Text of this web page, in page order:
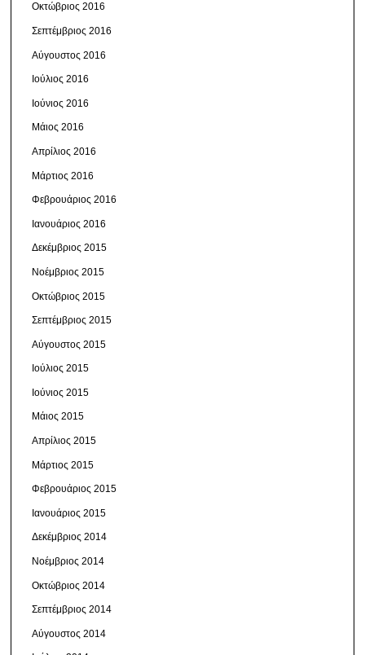
Οκτώβριος 2016
Σεπτέμβριος 2016
Αύγουστος 2016
Ιούλιος 2016
Ιούνιος 2016
Μάιος 2016
Απρίλιος 2016
Μάρτιος 2016
Φεβρουάριος 2016
Ιανουάριος 2016
Δεκέμβριος 2015
Νοέμβριος 2015
Οκτώβριος 2015
Σεπτέμβριος 2015
Αύγουστος 2015
Ιούλιος 2015
Ιούνιος 2015
Μάιος 2015
Απρίλιος 2015
Μάρτιος 2015
Φεβρουάριος 2015
Ιανουάριος 2015
Δεκέμβριος 2014
Νοέμβριος 2014
Οκτώβριος 2014
Σεπτέμβριος 2014
Αύγουστος 2014